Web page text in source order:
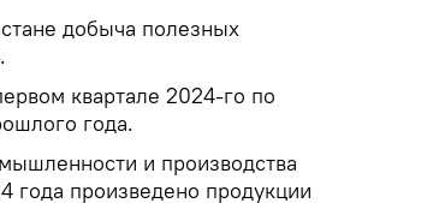
добыча полезных
квартале 2024-го по
года.
и производства
года произведено продукции